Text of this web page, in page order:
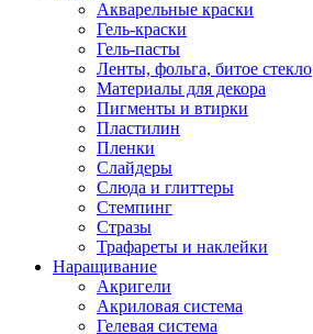
Акварельные краски
Гель-краски
Гель-пасты
Ленты, фольга, битое стекло
Материалы для декора
Пигменты и втирки
Пластилин
Пленки
Слайдеры
Слюда и глиттеры
Стемпинг
Стразы
Трафареты и наклейки
Наращивание
Акригели
Акриловая система
Гелевая система